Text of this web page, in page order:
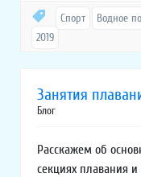
Спорт Водное
2019
Занятия
Блог
Расскажем об
секциях плавания и